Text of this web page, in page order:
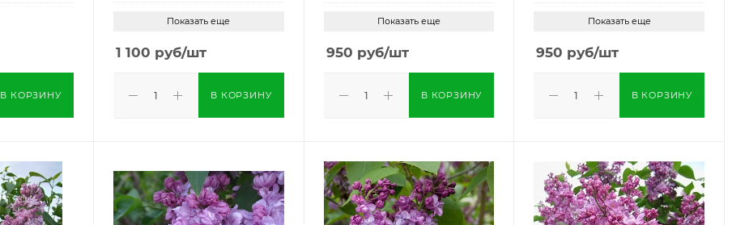
В КОРЗИНУ
Показать еще
1 100 руб/шт
В КОРЗИНУ
Показать еще
950 руб/шт
В КОРЗИНУ
Показать еще
950 руб/шт
В КОРЗИНУ